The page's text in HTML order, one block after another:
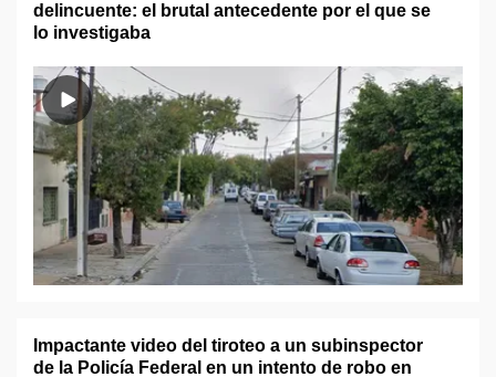
delincuente: el brutal antecedente por el que se
lo investigaba
Impactante video del tiroteo a un subinspector
de la Policía Federal en un intento de robo en